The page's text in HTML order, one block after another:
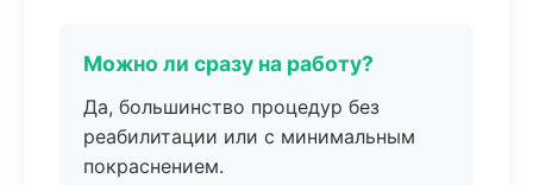
Можно ли сразу на работу?
Да, большинство процедур без
реабилитации или с минимальным
покраснением.